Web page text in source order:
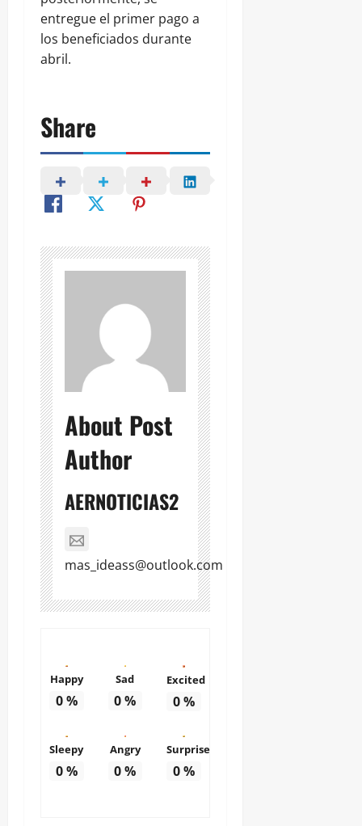
entregue el primer pago a
los beneficiados durante
abril.
Share
About Post
Author
AERNOTICIAS2
mas_ideass@outlook.com
Happy
0%
Sad
0%
Excited
0%
Sleepy
0%
Angry
0%
Surprise
0%